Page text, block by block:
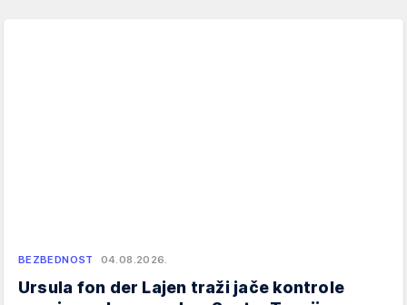
BEZBEDNOST 04.08.2026.
Ursula fon der Lajen traži jače kontrole